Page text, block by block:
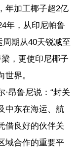
年加工椰子超2亿
年，从印尼帕鲁
周期从40天锐减至
，更使印尼椰子
界。
昂鲁尼说：“封关
中东在海运、航
借良好的伙伴关
域合作的重要平